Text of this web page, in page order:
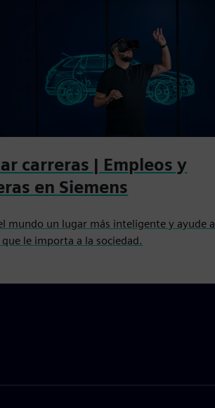
carreras | Empleos y
en Siemens
mundo un lugar más inteligente y ayude a
le importa a la sociedad.